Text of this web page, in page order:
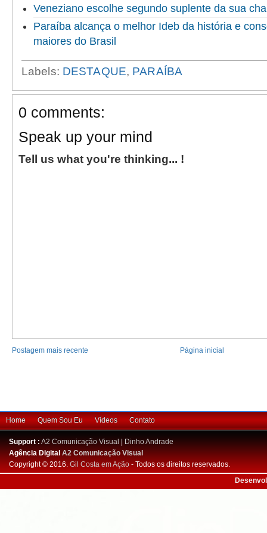
Veneziano escolhe segundo suplente da sua
Paraíba alcança o melhor Ideb da história e
maiores do Brasil
Labels: DESTAQUE, PARAÍBA
0 comments:
Speak up your mind
Tell us what you're thinking... !
Postagem mais recente Página inicial
Home Quem Sou Eu Vídeos Contato
Support : A2 Comunicação Visual
Dinho Andrade
Agência DigitalA2 Comunicação Visual
Copyright © 2016. Gil Costa em Ação - Todos os direitos reservados.